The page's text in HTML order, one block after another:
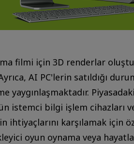
filmi için 3D renderlar
AI PC'lerin satıldığı
yaygınlaşmaktadır.
istemci bilgi işlem cihazları
ihtiyaçlarını karşılamak için
oyun oynama veya